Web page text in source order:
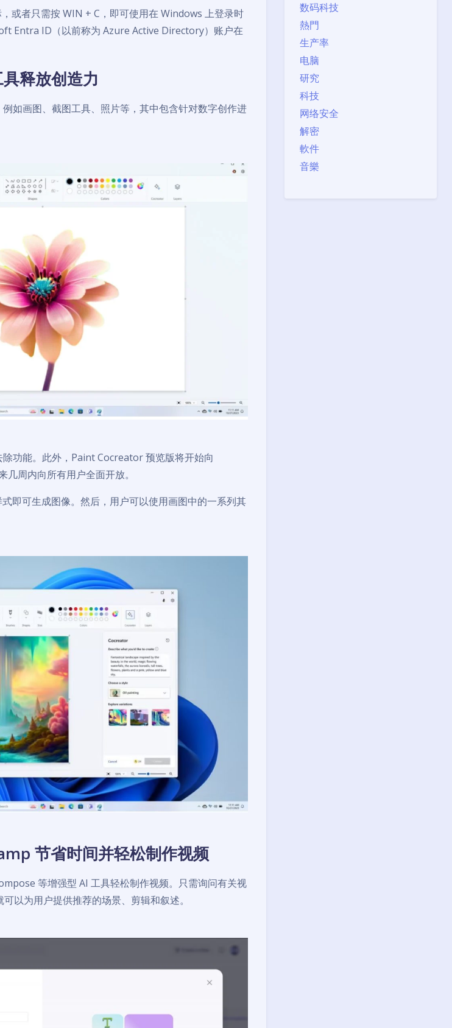
数码科技
熱門
生产率
电脑
研究
科技
网络安全
解密
軟件
音樂
或者只需按 WIN + C，即可使用在 Windows 上登录时
Entra ID（以前称为 Azure Active Directory）账户在
释放创造力
如画图、截图工具、照片等，其中包含针对数字创作进
功能。此外，Paint Cocreator 预览版将开始向
周内向所有用户全面开放。
即可生成图像。然后，用户可以使用画图中的一系列其
节省时间并轻松制作视频
等增强型 AI 工具轻松制作视频。只需询问有关视
以为用户提供推荐的场景、剪辑和叙述。